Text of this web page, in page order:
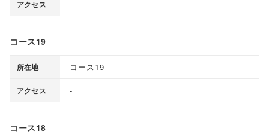
アクセス -
コース19
所在地 コース19
アクセス -
コース18